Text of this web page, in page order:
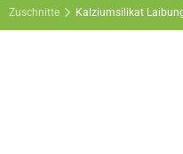
Zuschnitte Kalziumsilikat